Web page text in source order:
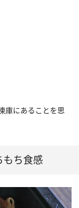
庫にあることを思
もち食感